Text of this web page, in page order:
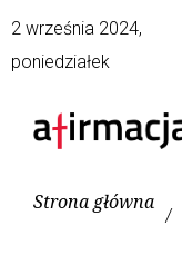
2 września 2024,
poniedziałek
Strona główna
/